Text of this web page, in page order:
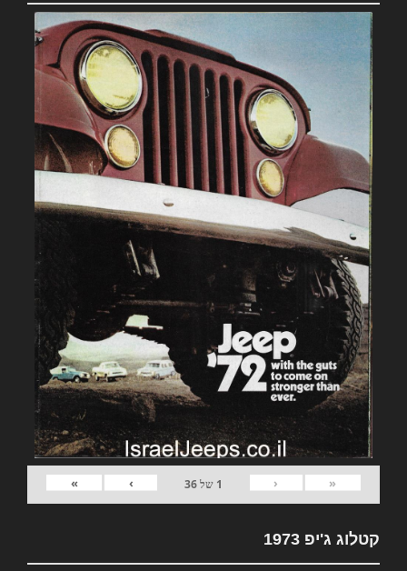
«
‹
1 של36
›
»
קטלוג ג'יפ 1973